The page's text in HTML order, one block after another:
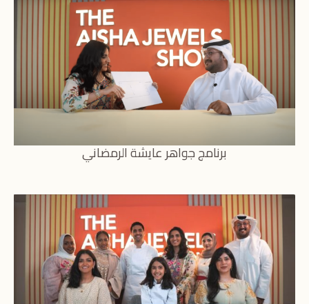
برنامج جواهر عايشة الرمضاني